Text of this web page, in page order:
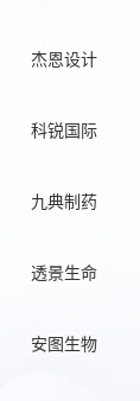
杰恩设计
科锐国际
九典制药
透景生命
安图生物